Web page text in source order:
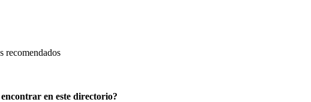
recomendados
en este directorio?